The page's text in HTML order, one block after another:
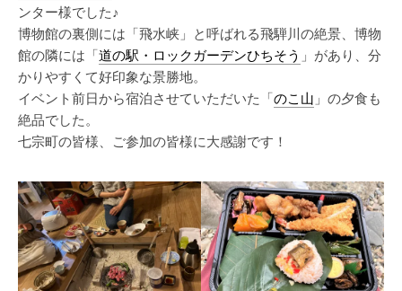
ンター様でした♪
博物館の裏側には「飛水峡」と呼ばれる飛騨川の絶景、博物
館の隣には「道の駅・ロックガーデンひちそう 」があり、分
かりやすくて好印象な景勝地。
イベント前日から宿泊させていただいた「のこ山 」の夕食も
絶品でした。
七宗町の皆様、ご参加の皆様に大感謝です！